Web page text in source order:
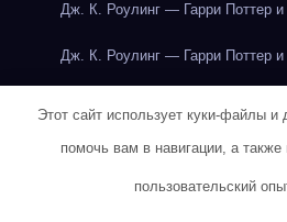
Дж. К. Роулинг — Гарри Поттер
Дж. К. Роулинг — Гарри Поттер
Дж. К. Роулинг — Гарри Поттер
Дж. К. Роулинг — Гарри Поттер
Этот сайт использует куки-файлы и
помочь вам в навигации, а
пользовательский